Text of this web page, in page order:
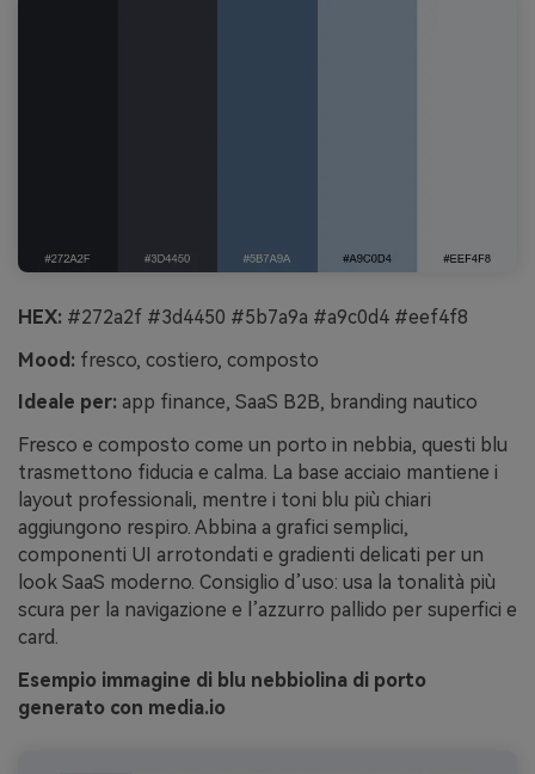
HEX: #272a2f #3d4450 #5b7a9a #a9c0d4 #eef4f8
Mood: fresco, costiero, composto
Ideale per: app finance, SaaS B2B, branding nautico
Fresco e composto come un porto in nebbia, questi blu
trasmettono fiducia e calma. La base acciaio mantiene i
layout professionali, mentre i toni blu più chiari
aggiungono respiro. Abbina a grafici semplici,
componenti UI arrotondati e gradienti delicati per un
look SaaS moderno. Consiglio d’uso: usa la tonalità più
scura per la navigazione e l’azzurro pallido per superfici e
card.
Esempio immagine di blu nebbiolina di porto
generato con media.io